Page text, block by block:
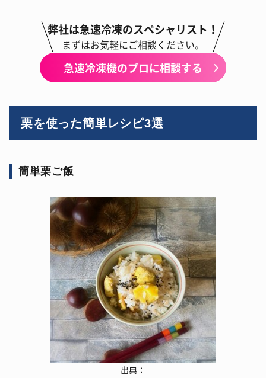
弊社は急速冷凍のスペシャリスト！
まずはお気軽にご相談ください。
急速冷凍機のプロに相談する
栗を使った簡単レシピ3選
簡単栗ご飯
出典：